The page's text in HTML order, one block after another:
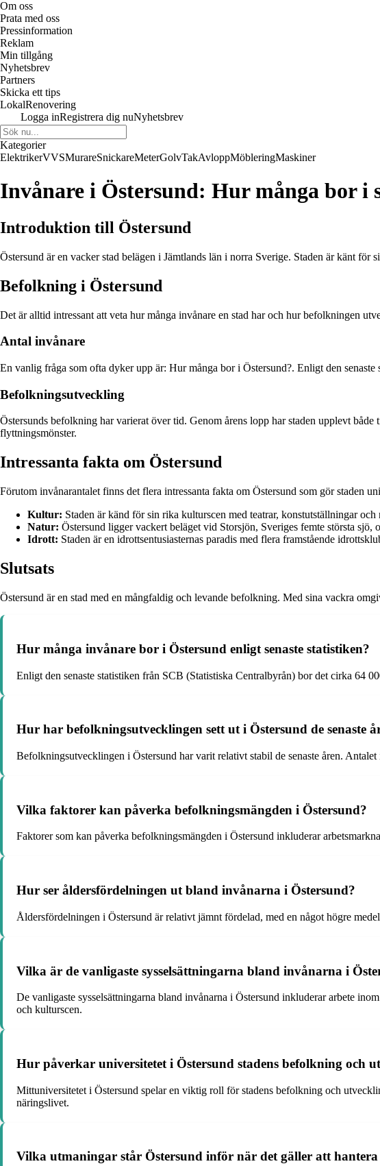
Om oss
Prata med oss
Pressinformation
Reklam
Min tillgång
Nyhetsbrev
Partners
Skicka ett tips
LokalRenovering
Logga inRegistrera dig nuNyhetsbrev
Kategorier
ElektrikerVVSMurareSnickareMeterGolvTakAvloppMöbleringMaskiner
Invånare i Östersund: Hur många bor i
Introduktion till Östersund
Östersund är en vacker stad belägen i Jämtlands län i norra Sverige. Staden är känt
Befolkning i Östersund
Det är alltid intressant att veta hur många invånare en stad har och hur befolkningen
Antal invånare
En vanlig fråga som ofta dyker upp är: Hur många bor i Östersund?. Enligt den
Befolkningsutveckling
Östersunds befolkning har varierat över tid. Genom årens lopp har staden upplevt
flyttningsmönster.
Intressanta fakta om Östersund
Förutom invånarantalet finns det flera intressanta fakta om Östersund som gör staden
Kultur: Staden är känd för sin rika kulturscen med teatrar, konstutställningar och
Natur: Östersund ligger vackert beläget vid Storsjön, Sveriges femte största sjö,
Idrott: Staden är en idrottsentusiasternas paradis med flera framstående
Slutsats
Östersund är en stad med en mångfaldig och levande befolkning. Med sina vackra
Hur många invånare bor i Östersund enligt senaste statistiken?
Enligt den senaste statistiken från SCB (Statistiska Centralbyrån) bor det cirka 64
Hur har befolkningsutvecklingen sett ut i Östersund de senaste
Befolkningsutvecklingen i Östersund har varit relativt stabil de senaste åren.
Vilka faktorer kan påverka befolkningsmängden i Östersund?
Faktorer som kan påverka befolkningsmängden i Östersund inkluderar
Hur ser åldersfördelningen ut bland invånarna i Östersund?
Åldersfördelningen i Östersund är relativt jämnt fördelad, med en något högre
Vilka är de vanligaste sysselsättningarna bland invånarna i
De vanligaste sysselsättningarna bland invånarna i Östersund inkluderar arbete
och kulturscen.
Hur påverkar universitetet i Östersund stadens befolkning och
Mittuniversitetet i Östersund spelar en viktig roll för stadens befolkning och
näringslivet.
Vilka utmaningar står Östersund inför när det gäller att